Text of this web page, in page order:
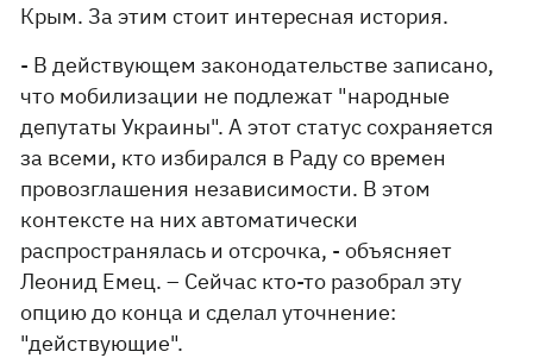
Крым. За этим стоит интересная история.
- В действующем законодательстве записано,
что мобилизации не подлежат "народные
депутаты Украины". А этот статус сохраняется
за всеми, кто избирался в Раду со времен
провозглашения независимости. В этом
контексте на них автоматически
распространялась и отсрочка, - объясняет
Леонид Емец. – Сейчас кто-то разобрал эту
опцию до конца и сделал уточнение:
"действующие".